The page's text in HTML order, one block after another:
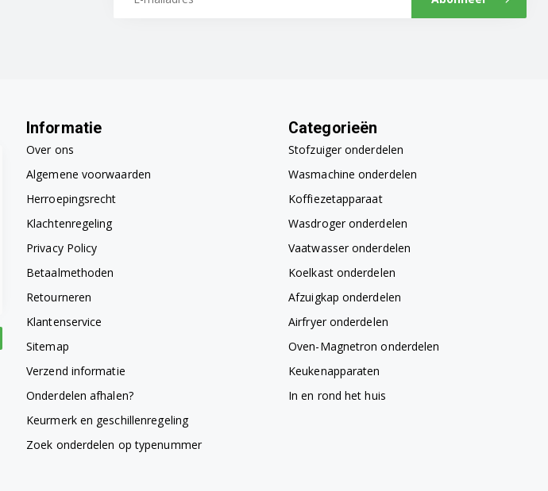
Informatie
Over ons
Algemene voorwaarden
Herroepingsrecht
Klachtenregeling
Privacy Policy
Betaalmethoden
Retourneren
Klantenservice
Sitemap
Verzend informatie
Onderdelen afhalen?
Keurmerk en geschillenregeling
Zoek onderdelen op typenummer
Categorieën
Stofzuiger onderdelen
Wasmachine onderdelen
Koffiezetapparaat
Wasdroger onderdelen
Vaatwasser onderdelen
Koelkast onderdelen
Afzuigkap onderdelen
Airfryer onderdelen
Oven-Magnetron onderdelen
Keukenapparaten
In en rond het huis